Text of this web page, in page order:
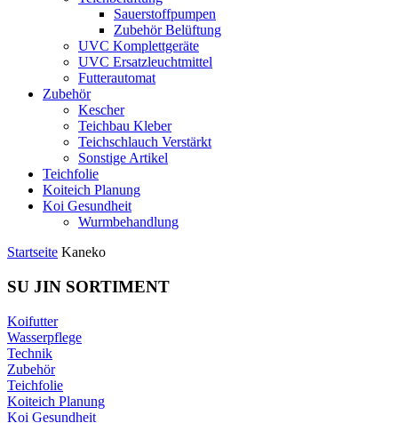
Sauerstoffpumpen
Zubehör Belüftung
UVC Komplettgeräte
UVC Ersatzleuchtmittel
Futterautomat
Zubehör
Kescher
Teichbau Kleber
Teichschlauch Verstärkt
Sonstige Artikel
Teichfolie
Koiteich Planung
Koi Gesundheit
Wurmbehandlung
Startseite Kaneko
SU JIN SORTIMENT
Koifutter
Wasserpflege
Technik
Zubehör
Teichfolie
Koiteich Planung
Koi Gesundheit